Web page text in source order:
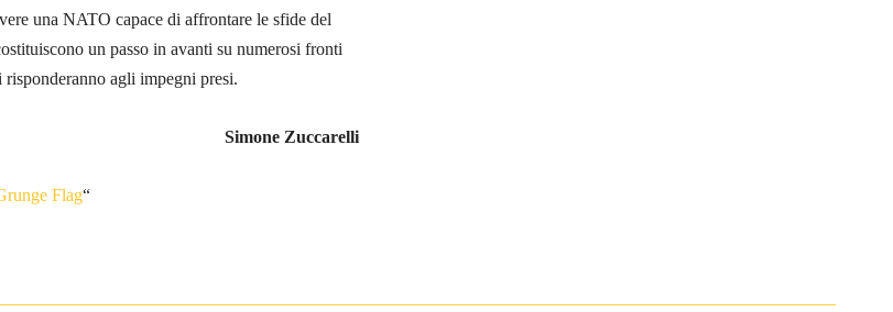
una NATO capace di affrontare le sfide del
un passo in avanti su numerosi fronti
agli impegni presi.
Simone Zuccarelli
Flag“